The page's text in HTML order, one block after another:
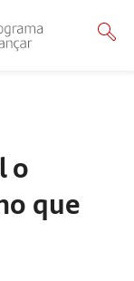
o
que